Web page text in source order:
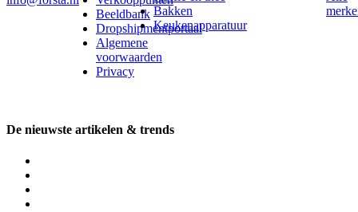
Beeldbank
Dropshipmentportaal
Algemene
voorwaarden
Privacy
Bakken
Keukenapparatuur
De nieuwste artikelen & trends